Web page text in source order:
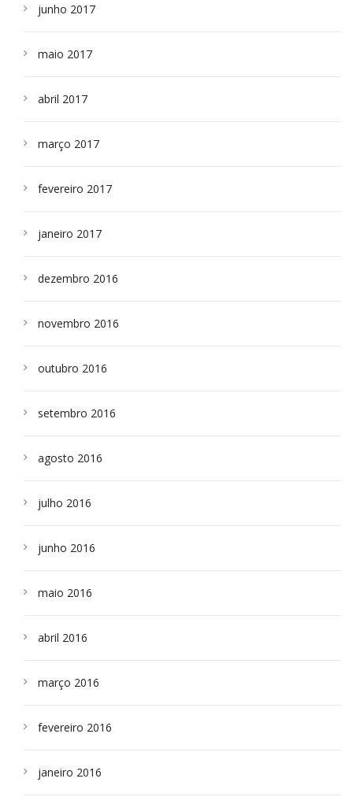
junho 2017
maio 2017
abril 2017
março 2017
fevereiro 2017
janeiro 2017
dezembro 2016
novembro 2016
outubro 2016
setembro 2016
agosto 2016
julho 2016
junho 2016
maio 2016
abril 2016
março 2016
fevereiro 2016
janeiro 2016